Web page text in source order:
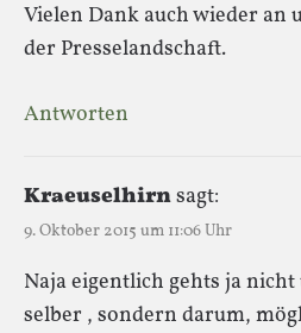
Vielen Dank auch wieder an
der Presselandschaft.
Antworten
Kraeuselhirnsagt:
9. Oktober 2015 um 11:06 Uhr
Naja eigentlich gehts ja
selber , sondern darum,